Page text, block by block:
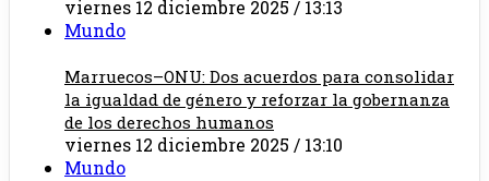
viernes 12 diciembre 2025 / 13:13
Mundo
Marruecos–ONU: Dos acuerdos para consolidar
la igualdad de género y reforzar la gobernanza
de los derechos humanos
viernes 12 diciembre 2025 / 13:10
Mundo